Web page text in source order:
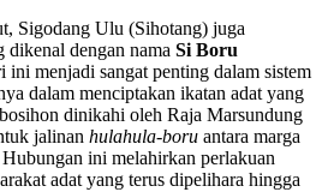
Sigodang Ulu (Sihotang) juga
dengan nama Si Boru
ini menjadi sangat penting dalam sistem
dalam menciptakan ikatan adat yang
dinikahi oleh Raja Marsundung
jalinan hulahula-boru antara marga
ini melahirkan perlakuan
adat yang terus dipelihara hingga